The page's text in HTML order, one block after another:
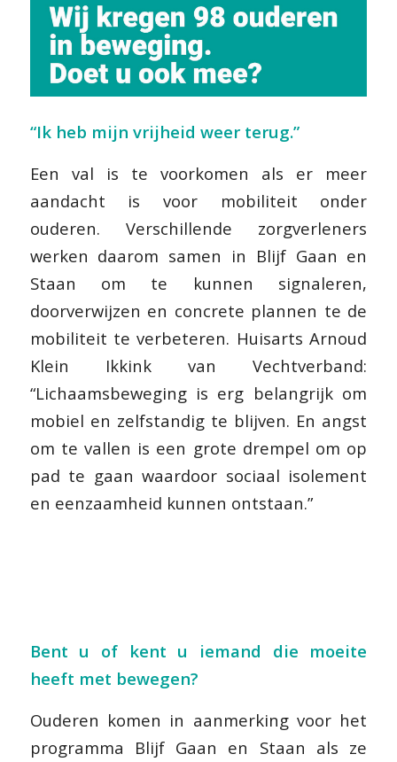
“Ik heb mijn vrijheid weer terug.”
Een val is te voorkomen als er meer
aandacht is voor mobiliteit onder
ouderen. Verschillende zorgverleners
werken daarom samen in Blijf Gaan en
Staan om te kunnen signaleren,
doorverwijzen en concrete plannen te de
mobiliteit te verbeteren. Huisarts Arnoud
Klein Ikkink van Vechtverband:
“Lichaamsbeweging is erg belangrijk om
mobiel en zelfstandig te blijven. En angst
om te vallen is een grote drempel om op
pad te gaan waardoor sociaal isolement
en eenzaamheid kunnen ontstaan.”
Bent u of kent u iemand die moeite
heeft met bewegen?
Ouderen komen in aanmerking voor het
programma Blijf Gaan en Staan als ze